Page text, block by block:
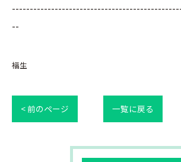
--
福生
< 前のページ 一覧に戻る